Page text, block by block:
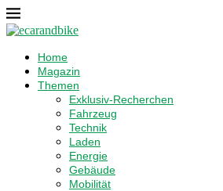
Home
Magazin
Themen
Exklusiv-Recherchen
Fahrzeug
Technik
Laden
Energie
Gebäude
Mobilität